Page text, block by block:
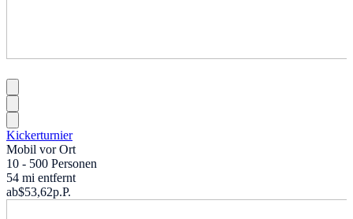
Kickerturnier
Mobil vor Ort
10 - 500 Personen
54 mi entfernt
ab$53,62p.P.